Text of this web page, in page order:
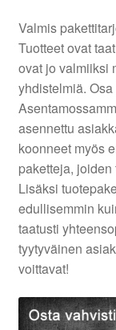
Valmis
Tuotteet ovat
ovat jo valmiiksi
yhdistelmiä.
asennettu
koonneet myös
paketteja,
Lisäksi
edullisemmin
taatusti
tyytyväinen
voittavat!